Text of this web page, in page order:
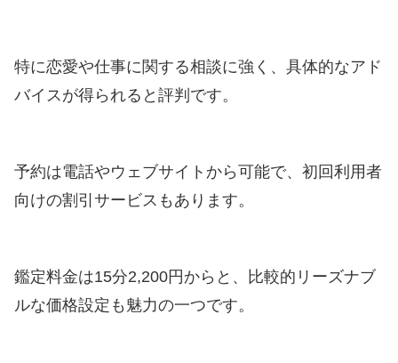
特に恋愛や仕事に関する相談に強く、具体的なアド
バイスが得られると評判です。
予約は電話やウェブサイトから可能で、初回利用者
向けの割引サービスもあります。
鑑定料金は15分2,200円からと、比較的リーズナブ
ルな価格設定も魅力の一つです。